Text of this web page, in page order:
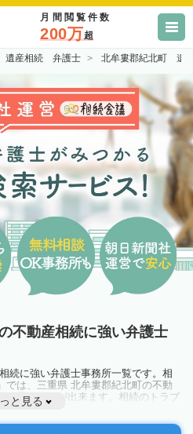
月間閲覧件数
200万超
遺産相続 弁護士 北牟婁郡紀北町 遺
不動産相続に強い弁護士
続に強い弁護士事務所一覧です。相
では、三重県 北牟婁郡紀北町の不動
で見ることが出来ます。相続のトラブ
近隣の弁護士に相談してみましょう。
と見る